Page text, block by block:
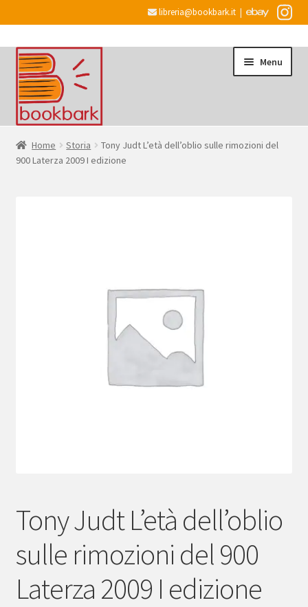
libreria@bookbark.it |
Vai
alla
navigazione
Vai
al
contenuto
Menu
HomeHome Storia
Tony Judt L’età dell’oblio sulle rimozioni del
900 Laterza 2009 I edizione
Tony Judt L’età dell’oblio
sulle rimozioni del 900
Laterza 2009 I edizione